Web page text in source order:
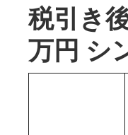
税引き
万円 シ